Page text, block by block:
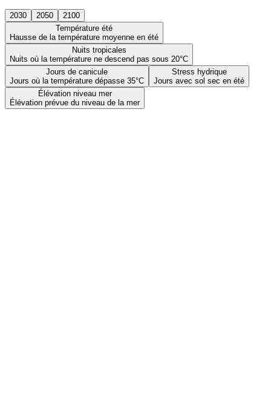
2030 2050
2100
Température été
Hausse de la température moyenne en été
Nuits tropicales
Nuits où la température ne descend pas sous 20°C
Jours de canicule
Jours où la température dépasse 35°C
Stress hydrique
Jours avec sol sec en été
Élévation niveau mer
Élévation prévue du niveau de la mer